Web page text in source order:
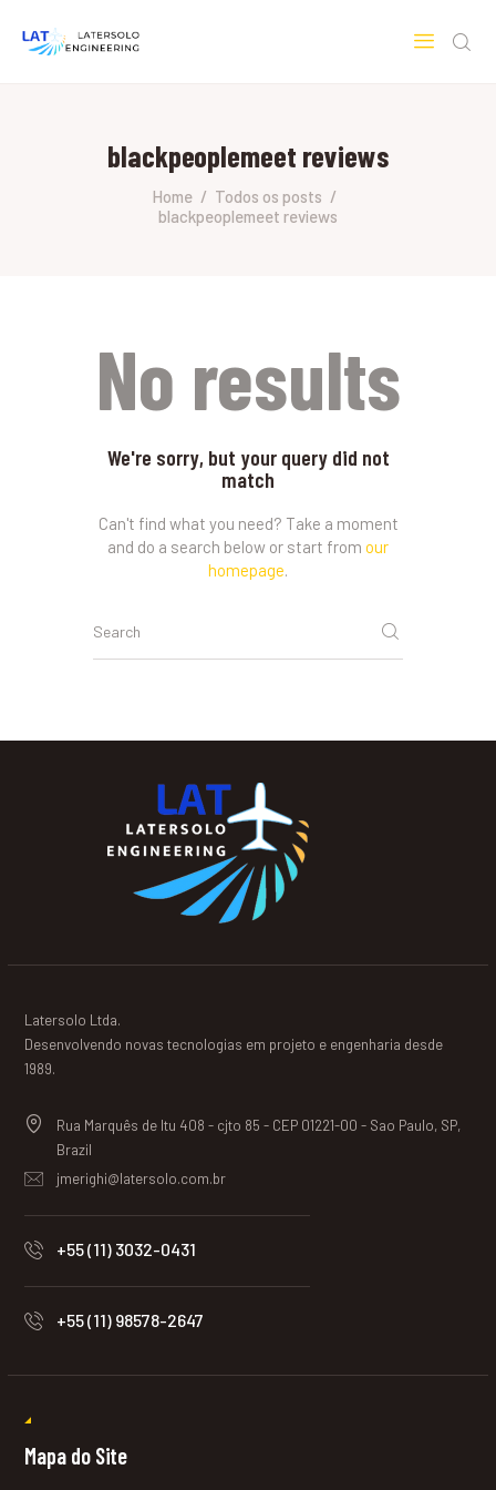
blackpeoplemeet reviews
Home
Todos os posts
blackpeoplemeet reviews
HOME
SOBRE A LATERSOLO
ENGINEERING
No results
We're sorry, but your query did not
match
Can't find what you need? Take a moment
and do a search below or start from our
homepage.
Latersolo Ltda.
Desenvolvendo novas tecnologias em projeto e engenharia desde
1989.
Rua Marquês de Itu 408 - cjto 85 - CEP 01221-00 - Sao Paulo, SP,
Brazil
jmerighi@latersolo.com.br
+55 (11) 3032-0431
+55 (11) 98578-2647
Mapa do Site